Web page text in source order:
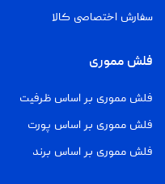
سفارش اختصاصی کالا
فلش مموری
فلش مموری بر اساس ظرفیت
فلش مموری بر اساس پورت
فلش مموری بر اساس برند